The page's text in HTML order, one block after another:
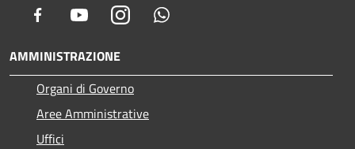
Facebook YoutubeInstagram
AMMINISTRAZIONE
Organi di Governo
Aree Amministrative
Uffici